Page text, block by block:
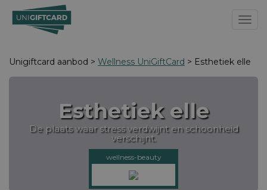
Unigiftcard aanbod > Wellness UniGiftCard > Esthetiek elle
Esthetiek elle
De plaats waar stress verdwijnt en schoonheid
verschijnt.
wellness-beauty